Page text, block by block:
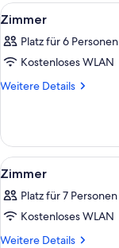
Alle
Fotos
für
Zimmer
anzeigen
20
Zimmer
Platz für 6 Personen
Kostenloses WLAN
Weitere Details
Weitere
Alle
Fotos
für
Zimmer
anzeigen
6
Zimmer
Platz für 7 Personen
Kostenloses WLAN
Weitere Details
Weitere